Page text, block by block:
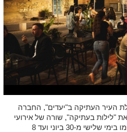
העיר העתיקה ב"יעדים", החברה
"לילות בעתיקה", שורה של אירועי
קיץ במרחב העיר העתיקה. האירועים יתקיימו בימי שלישי מ-30 ביוני ועד 8